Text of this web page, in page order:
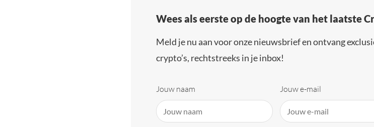
Wees als eerste op de hoogte van het laatste
Meld je nu aan voor onze nieuwsbrief en ontvang
crypto’s, rechtstreeks in je inbox!
Jouw naam Jouw e-mail